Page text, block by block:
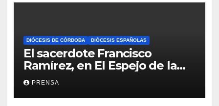
DIÓCESIS DE CÓRDOBA DIÓCESIS ESPAÑOLAS
El sacerdote Francisco
Ramírez, en El Espejo de la
Iglesia
PRENSA